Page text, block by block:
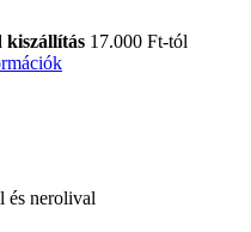
kiszállítás 17.000 Ft-tól
és nerolival